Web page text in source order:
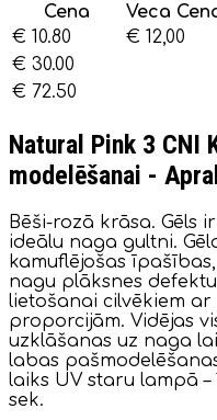
Cena
Veca
€ 10.80
€ 12,00
€ 30.00
€ 72.50
Natural Pink 3 CNI
modelēšanai -
Bēši-rozā krāsa. Gēls
ideālu naga gultni.
kamuflējošas
nagu plāksnes
lietošanai cilvēkiem
proporcijām. Vidējas
uzklāšanas uz naga
labas
laiks UV staru lampā –
sek.